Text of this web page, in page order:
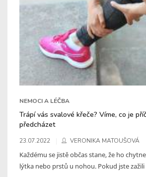
NEMOCI A LÉČBA
Trápí vás svalové křeče? Víme, co je
předcházet
23.07.2022 VERONIKA MATOUŠOVÁ
Každému se jistě občas stane, že ho
lýtka nebo prstů u nohou. Pokud jste zažili